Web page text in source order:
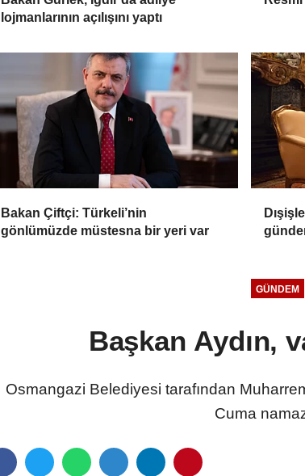
lojmanlarının açılışını yaptı
Bakan Çiftçi: Türkeli’nin
gönlümüzde müstesna bir yeri var
GÜNDEM
Başkan Aydın,
Osmangazi Belediyesi tarafından
Cuma